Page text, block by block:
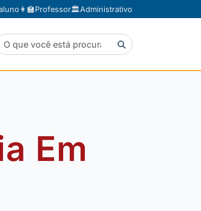
👩‍🏫Professor🏛️Administrativo
Em